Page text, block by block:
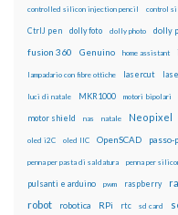
controlled silicon injection pencil control
CtrlJ pen dolly foto dolly photo dolly
fusion 360 Genuino home assistant
lampadario con fibre ottiche lasercut
luci di natale MKR1000 motori bipolari
motor shield nas natale Neopixel
oled i2C oled IIC OpenSCAD passo-
penna per pasta di saldatura penna per
pulsanti e arduino pwm raspberry
robot robotica RPi rtc sd card